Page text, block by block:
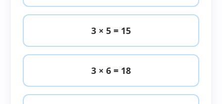
3 × 5 = 15
3 × 6 = 18